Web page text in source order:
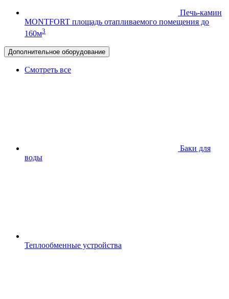
Печь-камин
MONTFORT площадь отапливаемого помещения до
160м3
Дополнительное оборудование
Смотреть все
Баки для
воды
Теплообменные устройства